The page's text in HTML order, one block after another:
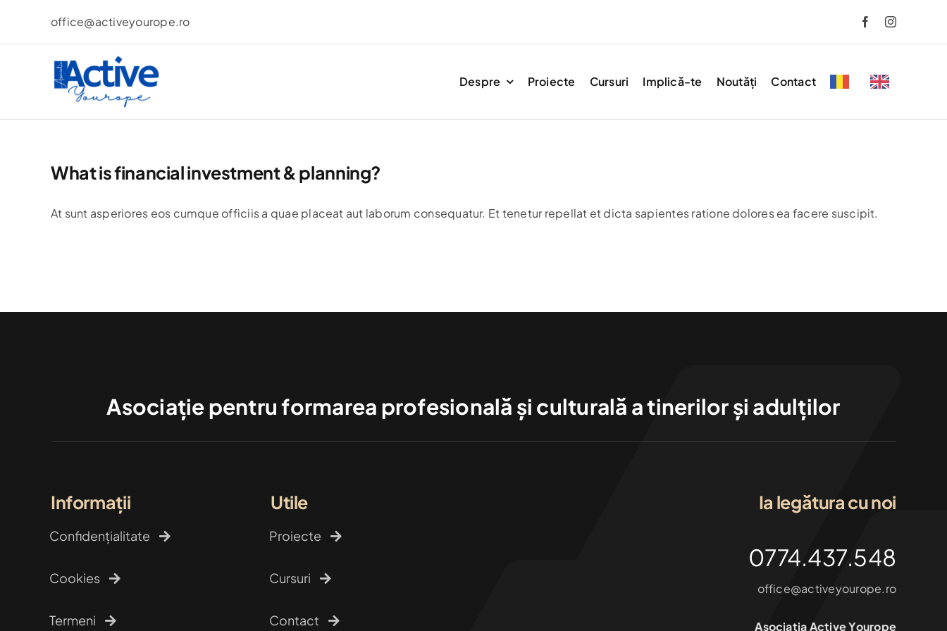
office@activeyourope.ro
Despre Proiecte Cursuri Implică-te Noutăți Contact
What is financial investment & planning?
At sunt asperiores eos cumque officiis a quae placeat aut laborum consequatur. Et tenetur repellat et dicta sapientes ratione dolores ea facere suscipit.
Asociație pentru formarea profesională și culturală a tinerilor și adulților
Informații
Confidențialitate
Cookies
Termeni
Utile
Proiecte
Cursuri
Contact
Ia legătura cu noi
0774.437.548
office@activeyourope.ro
Asociația Active Yourope